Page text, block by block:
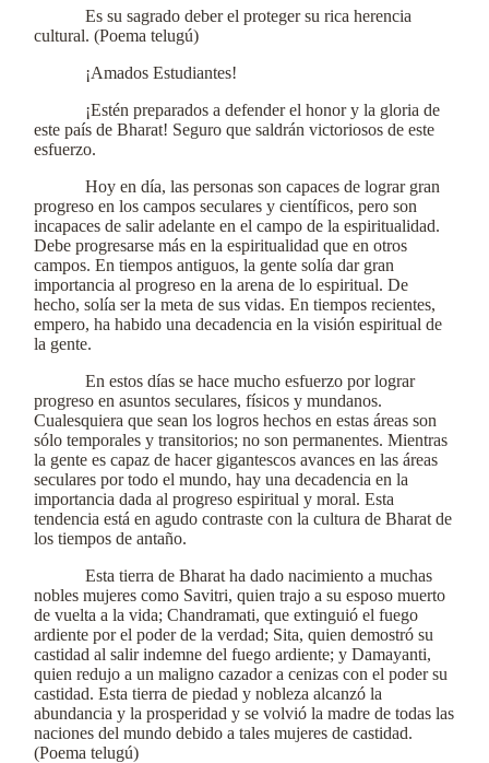
Es su sagrado deber el proteger su rica herencia
cultural. (Poema telugú)
¡Amados Estudiantes!
¡Estén preparados a defender el honor y la gloria de
este país de Bharat! Seguro que saldrán victoriosos de este
esfuerzo.
Hoy en día, las personas son capaces de lograr gran
progreso en los campos seculares y científicos, pero son
incapaces de salir adelante en el campo de la espiritualidad.
Debe progresarse más en la espiritualidad que en otros
campos. En tiempos antiguos, la gente solía dar gran
importancia al progreso en la arena de lo espiritual. De
hecho, solía ser la meta de sus vidas. En tiempos recientes,
empero, ha habido una decadencia en la visión espiritual de
la gente.
En estos días se hace mucho esfuerzo por lograr
progreso en asuntos seculares, físicos y mundanos.
Cualesquiera que sean los logros hechos en estas áreas son
sólo temporales y transitorios; no son permanentes. Mientras
la gente es capaz de hacer gigantescos avances en las áreas
seculares por todo el mundo, hay una decadencia en la
importancia dada al progreso espiritual y moral. Esta
tendencia está en agudo contraste con la cultura de Bharat de
los tiempos de antaño.
Esta tierra de Bharat ha dado nacimiento a muchas
nobles mujeres como Savitri, quien trajo a su esposo muerto
de vuelta a la vida; Chandramati, que extinguió el fuego
ardiente por el poder de la verdad; Sita, quien demostró su
castidad al salir indemne del fuego ardiente; y Damayanti,
quien redujo a un maligno cazador a cenizas con el poder su
castidad. Esta tierra de piedad y nobleza alcanzó la
abundancia y la prosperidad y se volvió la madre de todas las
naciones del mundo debido a tales mujeres de castidad.
(Poema telugú)